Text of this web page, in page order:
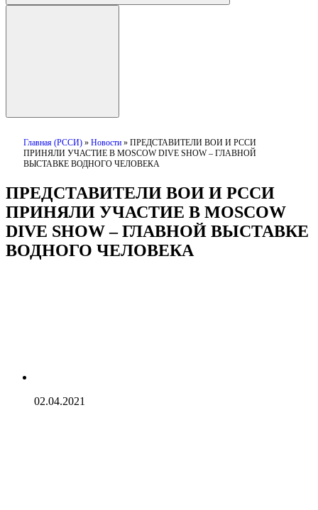
Главная (РССИ) » Новости » ПРЕДСТАВИТЕЛИ ВОИ И РССИ
ПРИНЯЛИ УЧАСТИЕ В MOSCOW DIVE SHOW – ГЛАВНОЙ
ВЫСТАВКЕ ВОДНОГО ЧЕЛОВЕКА
ПРЕДСТАВИТЕЛИ ВОИ И РССИ
ПРИНЯЛИ УЧАСТИЕ В MOSCOW
DIVE SHOW – ГЛАВНОЙ ВЫСТАВКЕ
ВОДНОГО ЧЕЛОВЕКА
02.04.2021